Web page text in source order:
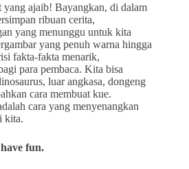
yang ajaib! Bayangkan, di dalam
ribuan cerita,
yang menunggu untuk kita
yang penuh warna hingga
fakta-fakta menarik,
para pembaca. Kita bisa
luar angkasa, dongeng
cara membuat kue.
cara yang menyenangkan
kita.
fun.